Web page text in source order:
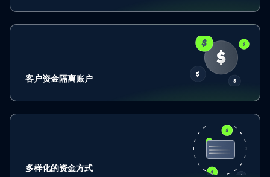
客户资金隔离账户
多样化的资金方式